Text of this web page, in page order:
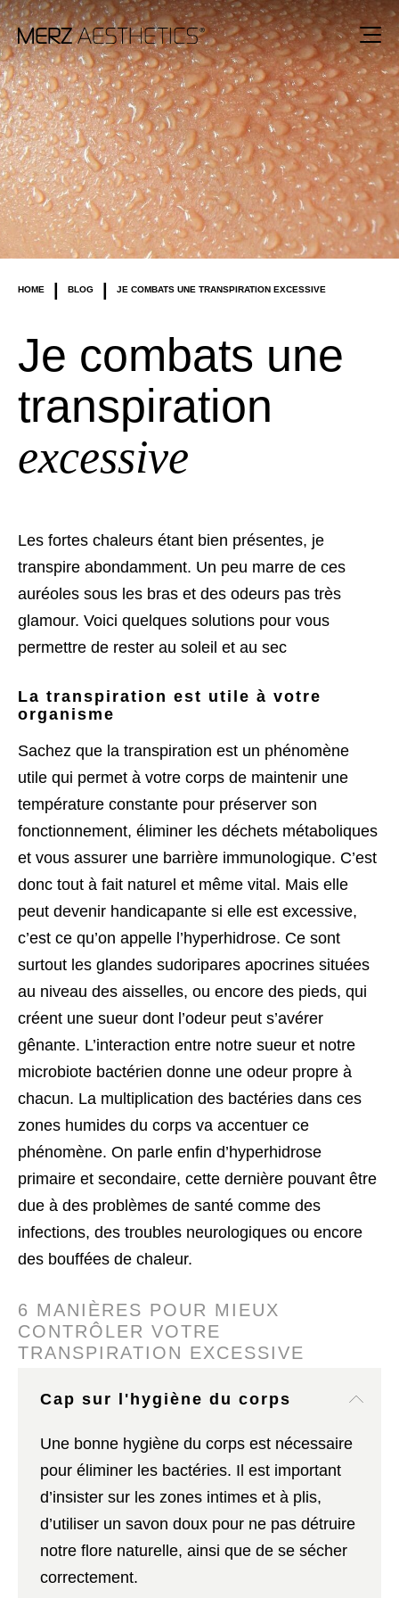
HOME BLOG JE COMBATS UNE TRANSPIRATION EXCESSIVE
Je combats une
transpiration
excessive
Les fortes chaleurs étant bien présentes, je
transpire abondamment. Un peu marre de ces
auréoles sous les bras et des odeurs pas très
glamour. Voici quelques solutions pour vous
permettre de rester au soleil et au sec
La transpiration est utile à votre
organisme
Sachez que la transpiration est un phénomène
utile qui permet à votre corps de maintenir une
température constante pour préserver son
fonctionnement, éliminer les déchets métaboliques
et vous assurer une barrière immunologique. C’est
donc tout à fait naturel et même vital. Mais elle
peut devenir handicapante si elle est excessive,
c’est ce qu’on appelle l’hyperhidrose. Ce sont
surtout les glandes sudoripares apocrines situées
au niveau des aisselles, ou encore des pieds, qui
créent une sueur dont l’odeur peut s’avérer
gênante. L’interaction entre notre sueur et notre
microbiote bactérien donne une odeur propre à
chacun. La multiplication des bactéries dans ces
zones humides du corps va accentuer ce
phénomène. On parle enfin d’hyperhidrose
primaire et secondaire, cette dernière pouvant être
due à des problèmes de santé comme des
infections, des troubles neurologiques ou encore
des bouffées de chaleur.
6 MANIÈRES POUR MIEUX
CONTRÔLER VOTRE
TRANSPIRATION EXCESSIVE
Cap sur l'hygiène du corps
Une bonne hygiène du corps est nécessaire
pour éliminer les bactéries. Il est important
d’insister sur les zones intimes et à plis,
d’utiliser un savon doux pour ne pas détruire
notre flore naturelle, ainsi que de se sécher
correctement.